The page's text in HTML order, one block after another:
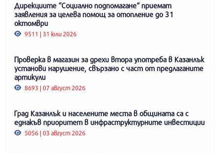
Дирекциите “Социално подпомагане“ приемат
заявления за целева помощ за отопление до 31
октомври
9511 | 31 юли 2026
Проверка в магазин за дрехи втора употреба в Казанлък
установи нарушение, свързано с част от предлаганите
артикули
8693 | 07 август 2026
Град Казанлък и населените места в общината са с
еднакъв приоритет в инфраструктурните инвестиции
5056 | 03 август 2026